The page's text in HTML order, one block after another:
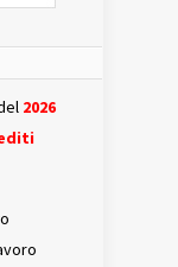
2026